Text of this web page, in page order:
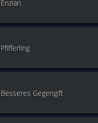
Enzian
Pfifferling
Besseres Gegengift